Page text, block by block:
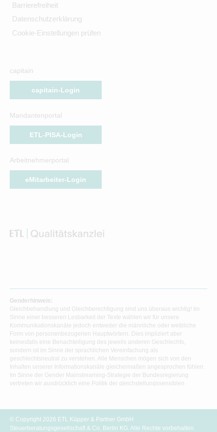
Barrierefreiheit
Datenschutzerklärung
Cookie-Einstellungen prüfen
capitain
capitain-Login
Mandantenportal
ETL-PISA-Login
Arbeitnehmerportal
eMitarbeiter-Login
Genderhinweis:
Gleichbehandlung und Gleichberechtigung sind uns überaus wichtig! Im
Sinne einer besseren Lesbarkeit der Texte wählen wir für unsere
Kommunikationskanäle jedoch entweder die männliche oder weibliche
Form von personenbezogenen Hauptwörtern. Dies impliziert aber
keinesfalls eine Benachteiligung des jeweils anderen Geschlechts,
sondern ist im Sinne der sprachlichen Vereinfachung als
geschlechtsneutral zu verstehen. Alle Menschen mögen sich von den
Inhalten unserer Informationskanäle gleichermaßen angesprochen fühlen.
Im Sinne der Gender Mainstreaming-Strategie der Bundesregierung
vertreten wir ausdrücklich eine Politik der gleichstellungssensiblen
© Copyright 2026 ETL Küpper & Partner GmbH
Steuerberatungsgesellschaft & Co. Berlin KG. Alle Rechte vorbehalten.